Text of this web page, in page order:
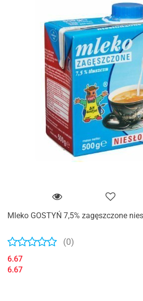
Mleko GOSTYŃ 7,5% zagęszczone
(0)
6.67
6.67